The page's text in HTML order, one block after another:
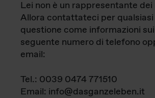
Lei non è un rappresentante dei
Allora contattateci per
questione come informazioni
seguente numero di telefono
email:
Tel.: 0039 0474 771510
Email: info@dasganzeleben.it